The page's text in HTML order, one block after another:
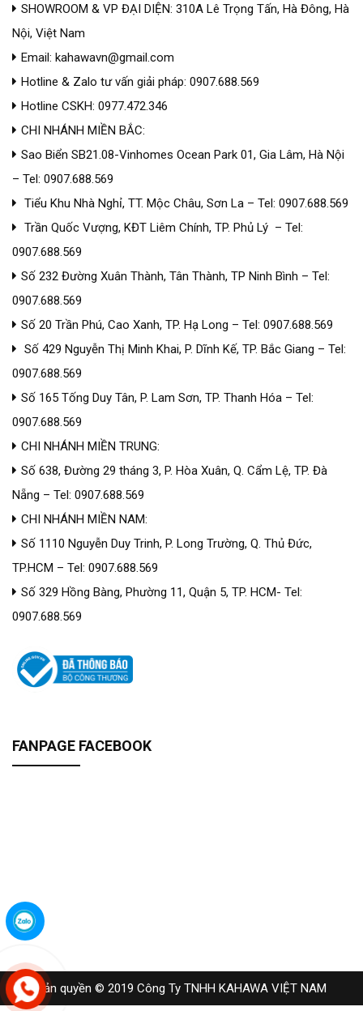
SHOWROOM & VP ĐẠI DIỆN: 310A Lê Trọng Tấn, Hà Đông, Hà
Nội, Việt Nam
Email: kahawavn@gmail.com
Hotline & Zalo tư vấn giải pháp: 0907.688.569
Hotline CSKH: 0977.472.346
CHI NHÁNH MIỀN BẮC:
Sao Biển SB21.08-Vinhomes Ocean Park 01, Gia Lâm, Hà Nội
– Tel: 0907.688.569
Tiểu Khu Nhà Nghỉ, TT. Mộc Châu, Sơn La – Tel: 0907.688.569
Trần Quốc Vượng, KĐT Liêm Chính, TP. Phủ Lý – Tel:
0907.688.569
Số 232 Đường Xuân Thành, Tân Thành, TP Ninh Bình – Tel:
0907.688.569
Số 20 Trần Phú, Cao Xanh, TP. Hạ Long – Tel: 0907.688.569
Số 429 Nguyễn Thị Minh Khai, P. Dĩnh Kế, TP. Bắc Giang – Tel:
0907.688.569
Số 165 Tống Duy Tân, P. Lam Sơn, TP. Thanh Hóa – Tel:
0907.688.569
CHI NHÁNH MIỀN TRUNG:
Số 638, Đường 29 tháng 3, P. Hòa Xuân, Q. Cẩm Lệ, TP. Đà
Nẵng – Tel: 0907.688.569
CHI NHÁNH MIỀN NAM:
Số 1110 Nguyễn Duy Trinh, P. Long Trường, Q. Thủ Đức,
TP.HCM – Tel: 0907.688.569
Số 329 Hồng Bàng, Phường 11, Quận 5, TP. HCM- Tel:
0907.688.569
FANPAGE FACEBOOK
Bản quyền © 2019 Công Ty TNHH KAHAWA VIỆT NAM